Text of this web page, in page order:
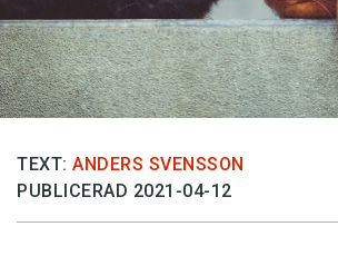
TEXT: ANDERS SVENSSON
PUBLICERAD 2021-04-12